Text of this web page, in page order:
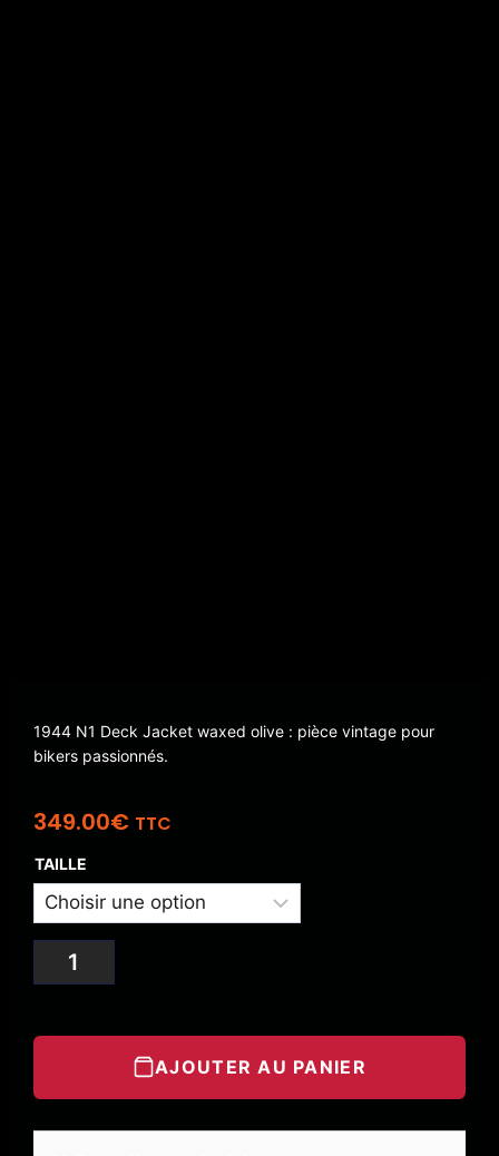
1944 N1 Deck Jacket waxed olive : pièce vintage pour
bikers passionnés.
349.00€ TTC
TAILLE
AJOUTER AU PANIER